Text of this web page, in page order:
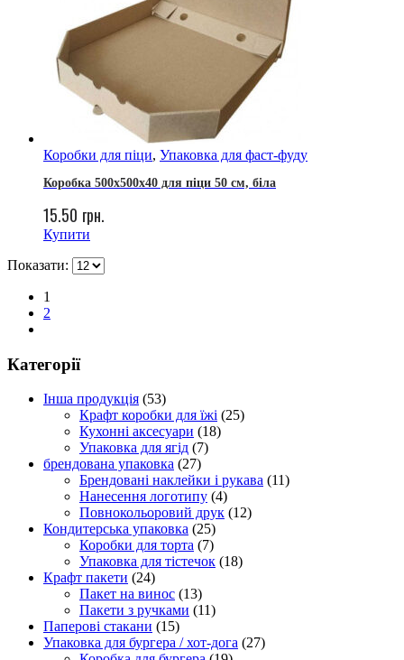
Коробки для піци, Упаковка для фаст-фуду
Коробка 500х500х40 для піци 50 см, біла
15.50 грн.
Купити
Показати:
1
2
Категорії
Інша продукція (53)
Крафт коробки для їжі (25)
Кухонні аксесуари (18)
Упаковка для ягід (7)
брендована упаковка (27)
Брендовані наклейки і рукава (11)
Нанесення логотипу (4)
Повнокольоровий друк (12)
Кондитерська упаковка (25)
Коробки для торта (7)
Упаковка для тістечок (18)
Крафт пакети (24)
Пакет на винос (13)
Пакети з ручками (11)
Паперові стакани (15)
Упаковка для бургера / хот-дога (27)